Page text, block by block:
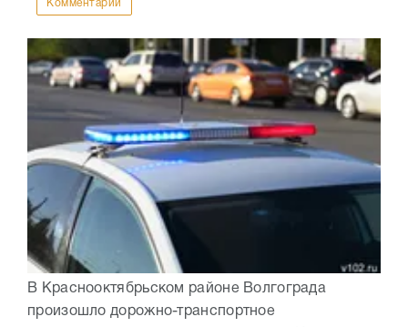
Комментарии
В Краснооктябрьском районе Волгограда
произошло дорожно-транспортное